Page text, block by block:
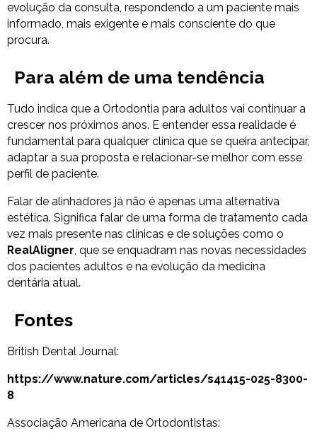
evolução da consulta, respondendo a um paciente mais
informado, mais exigente e mais consciente do que
procura.
Para além de uma tendência
Tudo indica que a Ortodontia para adultos vai continuar a
crescer nos próximos anos. E entender essa realidade é
fundamental para qualquer clínica que se queira antecipar,
adaptar a sua proposta e relacionar-se melhor com esse
perfil de paciente.
Falar de alinhadores já não é apenas uma alternativa
estética. Significa falar de uma forma de tratamento cada
vez mais presente nas clínicas e de soluções como o
RealAligner, que se enquadram nas novas necessidades
dos pacientes adultos e na evolução da medicina
dentária atual.
Fontes
British Dental Journal:
https://www.nature.com/articles/s41415-025-8300-
8
Associação Americana de Ortodontistas: